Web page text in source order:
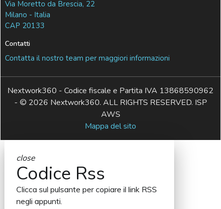
Via Moretto da Brescia, 22
Milano - Italia
CAP 20133
Contatti
Contatta il nostro team per maggiori informazioni
Nextwork360 - Codice fiscale e Partita IVA 13868590962
- © 2026 Nextwork360. ALL RIGHTS RESERVED. ISP
AWS
Mappa del sito
close
Codice Rss
Clicca sul pulsante per copiare il link RSS
negli appunti.